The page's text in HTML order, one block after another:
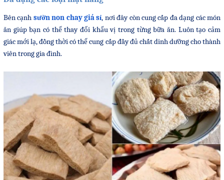
Bên cạnh sườn non chay giá sỉ, nơi đây còn cung cấp đa dạng các món
ăn giúp bạn có thể thay đổi khẩu vị trong từng bữa ăn. Luôn tạo cảm
giác mới lạ, đồng thời có thể cung cấp đầy đủ chất dinh dưỡng cho thành
viên trong gia đình.